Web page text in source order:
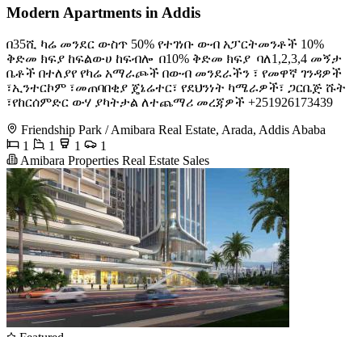
Modern Apartments in Addis
በ35ሺ ካሬ መንደር ውስጥ 50% የተገነቡ ውብ አፓርትመንቶች 10%
ቅድመ ክፍያ ከፍልውሀ ከፍብሎ ️ በ10% ቅድመ ክፍያ ️ ባለ1,2,3,4 መኝታ
ቤቶች በተለያየ የካሬ አማራጮች በውብ መንደራችን ፣ የመዋኛ ገንዳዎች
፣ኢንተርኮም ፣መጠባበቂያ ጄኔሬተር፣ የደህንነት ካሜራዎች፣ ጋርቤጅ ሹት
፣የከርሰምድር ውሃ ያካትታል ለተጨማሪ መረጃዎች +251926173439
Friendship Park / Amibara Real Estate, Arada, Addis Ababa
1
1 1
1
Amibara Properties Real Estate Sales